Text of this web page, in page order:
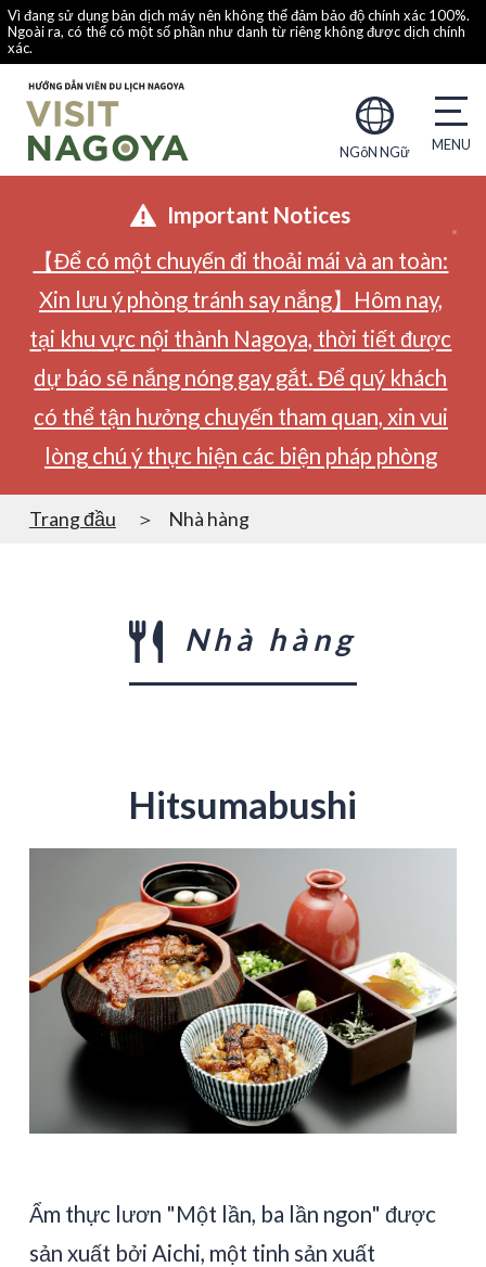
Vì đang sử dụng bản dịch máy nên không thể đảm bảo độ chính xác 100%.
Ngoài ra, có thể có một số phần như danh từ riêng không được dịch chính
xác.
NGôN NGữ
Important Notices
【Để có một chuyến đi thoải mái và an toàn:
Xin lưu ý phòng tránh say nắng】Hôm nay,
tại khu vực nội thành Nagoya, thời tiết được
dự báo sẽ nắng nóng gay gắt. Để quý khách
có thể tận hưởng chuyến tham quan, xin vui
lòng chú ý thực hiện các biện pháp phòng
Trang đầu Nhà hàng
Nhà hàng
Hitsumabushi
Ẩm thực lươn "Một lần, ba lần ngon" được
sản xuất bởi Aichi, một tinh sản xuất